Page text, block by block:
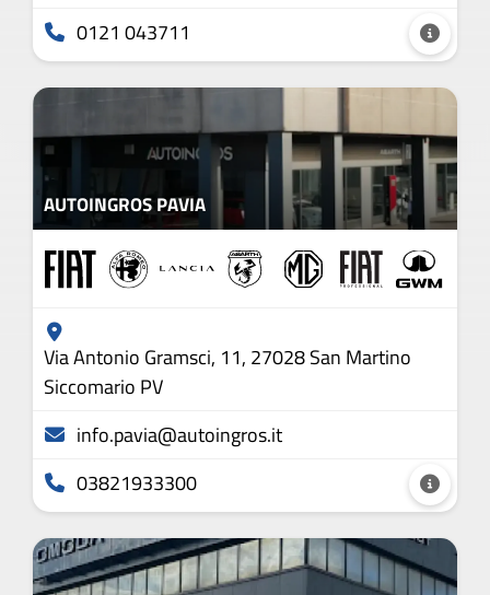
0121 043711
AUTOINGROS PAVIA
Via Antonio Gramsci, 11, 27028 San Martino
Siccomario PV
info.pavia@autoingros.it
03821933300